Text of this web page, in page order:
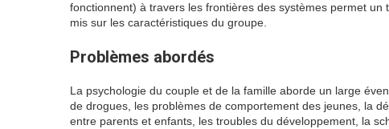
fonctionnent) à travers les frontières des systèmes permet
mis sur les caractéristiques du groupe.
Problèmes abordés
La psychologie du couple et de la famille aborde un large
de drogues, les problèmes de comportement des jeunes, la
entre parents et enfants, les troubles du développement, la